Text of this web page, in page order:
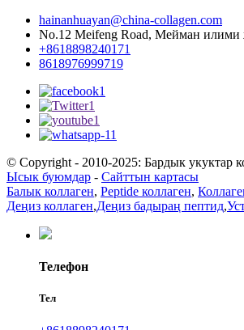
hainanhuayan@china-collagen.com
No.12 Meifeng Road, Мейман илими
+8618898240171
8618976999719
© Copyright - 2010-2025: Бардык укуктар
Ысык буюмдар - Сайттын картасы
Балык коллаген, Peptide коллаген,
Деңиз коллаген,Деңиз бадыраң пептид,
Телефон
Тел